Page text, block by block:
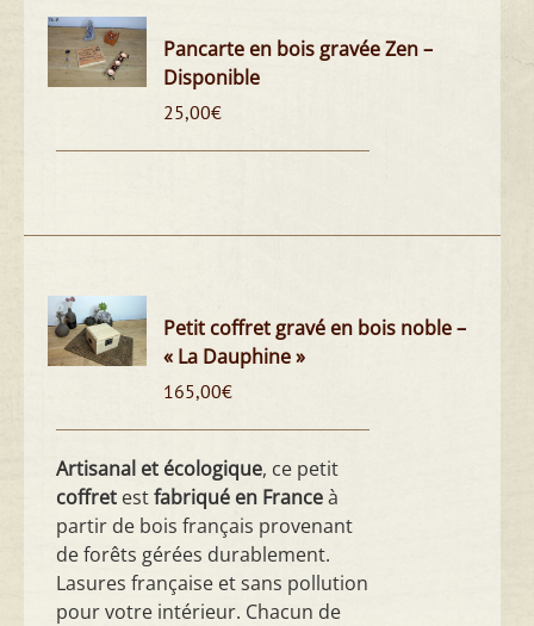
Pancarte en bois gravée Zen –
Disponible
25,00€
Petit coffret gravé en bois noble –
« La Dauphine »
165,00€
Artisanal et écologique, ce petit
coffret estfabriqué en Franceà
partir de bois français provenant
de forêts gérées durablement.
Lasures française et sans pollution
pour votre intérieur. Chacun de